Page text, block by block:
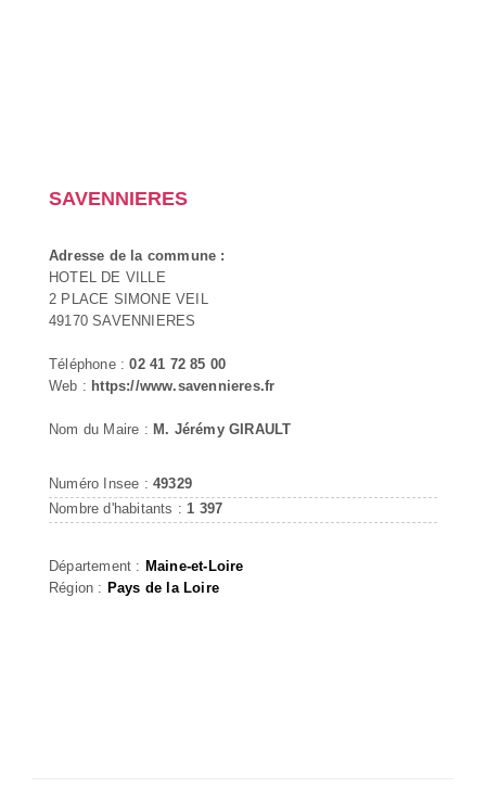
SAVENNIERES
Adresse de la commune :
HOTEL DE VILLE
2 PLACE SIMONE VEIL
49170 SAVENNIERES
Téléphone :02 41 72 85 00
Web : https://www.savennieres.fr
Nom du Maire : M. Jérémy GIRAULT
Numéro Insee : 49329
Nombre d'habitants : 1 397
Département : Maine-et-Loire
Région : Pays de la Loire